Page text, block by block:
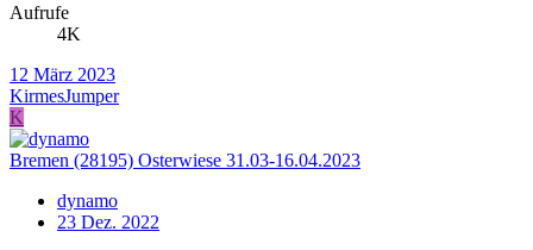
Aufrufe
4K
12 März 2023
KirmesJumper
K
Bremen (28195) Osterwiese 31.03-16.04.2023
dynamo
23 Dez. 2022